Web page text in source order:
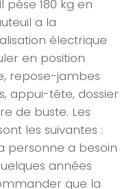
pèse 180 kg en
a la
électrique
en position
repose-jambes
appui-tête, dossier
de buste. Les
les suivantes :
personne a besoin
années
que la